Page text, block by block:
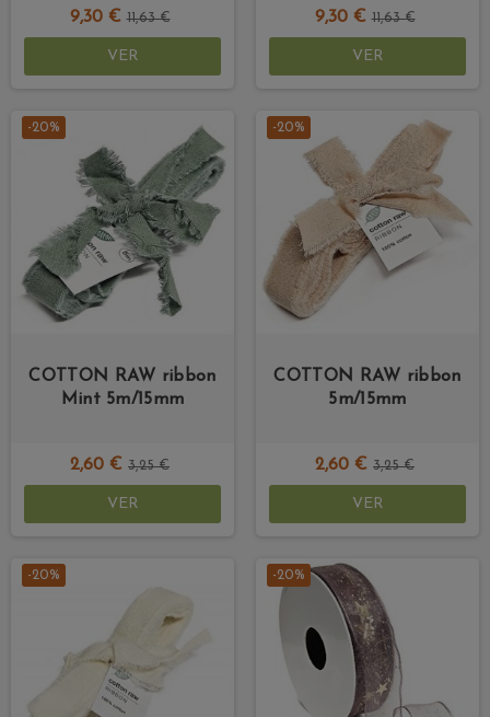
9,30 € 11,63 €
VER
9,30 € 11,63 €
VER
-20%
COTTON RAW ribbon
Mint 5m/15mm
2,60 € 3,25 €
VER
-20%
COTTON RAW ribbon
5m/15mm
2,60 € 3,25 €
VER
-20% -20%